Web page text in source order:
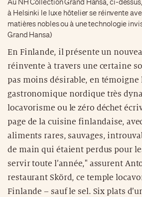
Au NH Collection Grand Hansa, ci-
à Helsinki le luxe hôtelier se réinvente
matières nobles ou à une technologie
Grand Hansa)
En Finlande, il présente un
réinvente à travers une certaine
pas moins désirable, en témoigne
gastronomique nordique très
locavorisme ou le zéro déchet
page de la cuisine finlandaise,
aliments rares, sauvages,
de main qui étaient perdus pour
servir toute l’année," assurent
restaurant Skörd, ce temple
Finlande – sauf le sel. Six plats